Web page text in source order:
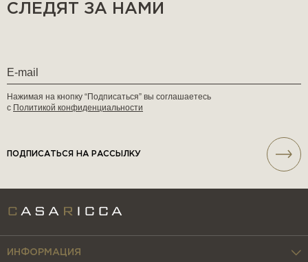
СЛЕДЯТ ЗА НАМИ
Нажимая на кнопку “Подписаться” вы соглашаетесь
с Политикой конфиденциальности
ПОДПИСАТЬСЯ НА РАССЫЛКУ
ИНФОРМАЦИЯ